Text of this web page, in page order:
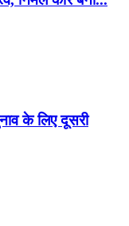
के लिए दूसरी